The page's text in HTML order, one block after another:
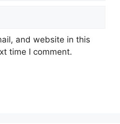
and website in this
time I comment.